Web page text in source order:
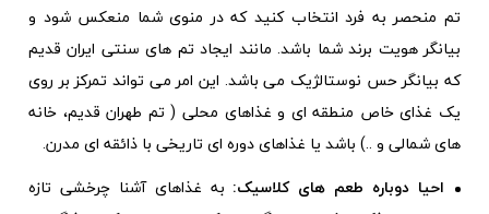
تم منحصر به فرد انتخاب کنید که در منوی شما منعکس شود و
بیانگر هویت برند شما باشد. مانند ایجاد تم های سنتی ایران قدیم
که بیانگر حس نوستالژیک می باشد. این امر می تواند تمرکز بر روی
یک غذای خاص منطقه ای و غذاهای محلی ( تم طهران قدیم، خانه
های شمالی و ..) باشد یا غذاهای دوره ای تاریخی با ذائقه ای مدرن.
احیا دوباره طعم های کلاسیک: به غذاهای آشنا چرخشی تازه